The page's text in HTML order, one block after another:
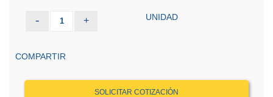
- 1 + UNIDAD
COMPARTIR
SOLICITAR COTIZACIÓN